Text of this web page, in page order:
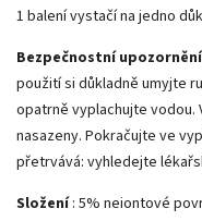
1 balení vystačí na jedno
Bezpečnostní
použití si důkladně umyjte
opatrně vyplachujte vodou.
nasazeny. Pokračujte ve
přetrvává: vyhledejte
Složení : 5% neiontové